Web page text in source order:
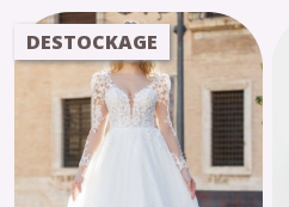
DESTOCKAGE